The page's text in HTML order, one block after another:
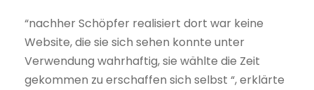
“nachher Schöpfer realisiert dort war keine
Website, die sie sich sehen konnte unter
Verwendung wahrhaftig, sie wählte die Zeit
gekommen zu erschaffen sich selbst “, erklärte